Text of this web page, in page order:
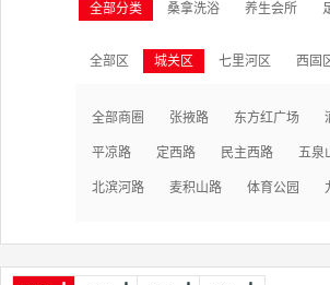
全部分类 桑拿洗浴 养生会所
全部区 城关区 七里河区 西固
全部商圈 张掖路 东方红广场
平凉路 定西路 民主西路 五泉
北滨河路 麦积山路 体育公园